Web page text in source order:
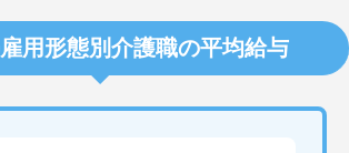
用形態別介護職の平均給与